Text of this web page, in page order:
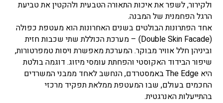
ולקירור, לשפר את איכות התאורה הטבעית ולהקטין את טביעת
הרגל הפחמנית של המבנה.
אחד הפתרונות הבולטים בשנים האחרונות הוא מעטפת כפולה
(Double Skin Facade) – מערכת הכוללת שתי שכבות חזית
וביניהן חלל אוויר מבוקר. המערכת מאפשרת ויסות טמפרטורות,
שיפור הבידוד האקוסטי והפחתת עומסי מיזוג. דוגמה בולטת
היא The Edge באמסטרדם, הנחשב לאחד ממבני המשרדים
החכמים בעולם, שבו המעטפת ממלאת תפקיד מרכזי
בהתייעלות האנרגטית.